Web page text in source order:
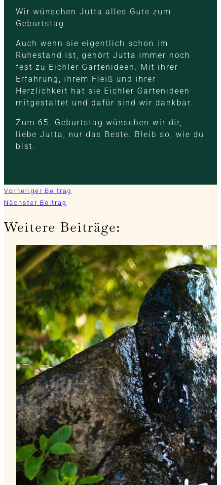
Wir wünschen Jutta alles Gute zum
Geburtstag.
Auch wenn sie eigentlich schon im
Ruhestand ist, gehört Jutta immer noch
fest zu Eichler Gartenideen. Mit ihrer
Erfahrung, ihrem Fleiß und ihrer
Herzlichkeit hat sie Eichler Gartenideen
mitgestaltet und dafür sind wir dankbar.
Zum 65. Geburtstag wünschen wir dir,
liebe Jutta, nur das Beste. Bleib so, wie du
bist.
Vorheriger Beitrag
Nächster Beitrag
Weitere Beiträge: